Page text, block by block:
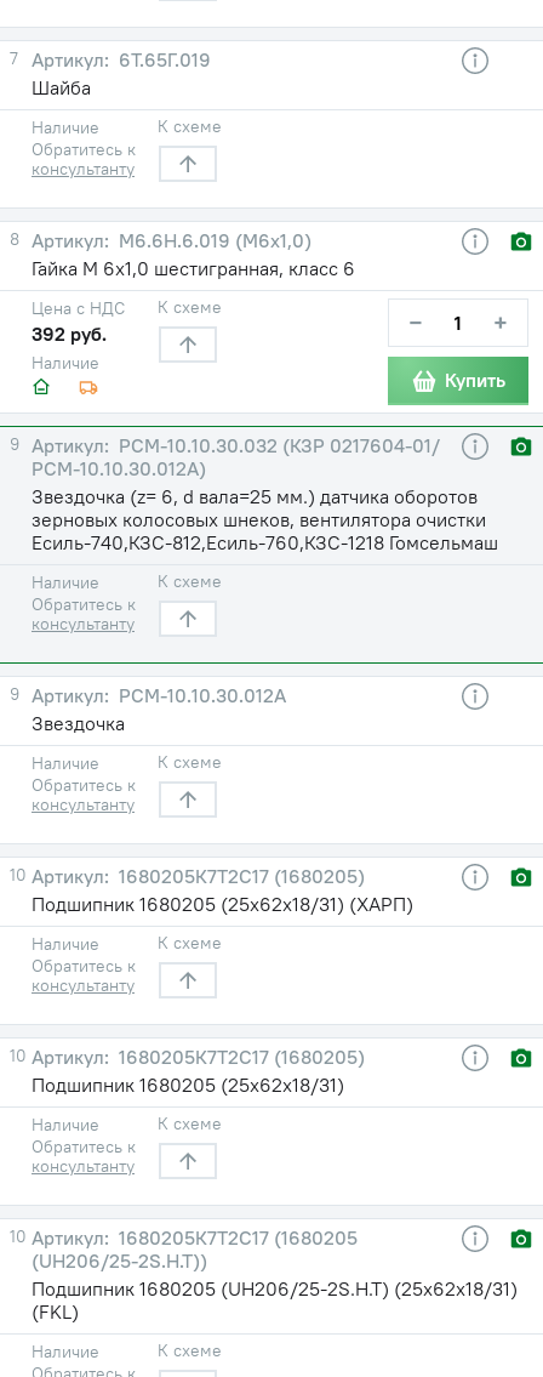
7
6Т.65Г.019
Шайба
Наличие
Обратитесь к
консультанту
К схеме
8
М6.6Н.6.019 (М6х1,0)
Гайка М 6х1,0 шестигранная, класс 6
Наличие
Цена с НДС
392 руб.
К схеме − +
Купить
9
РСМ-10.10.30.032 (КЗР 0217604-01/
РСМ-10.10.30.012А)
Звездочка (z= 6, d вала=25 мм.) датчика оборотов
зерновых колосовых шнеков, вентилятора очистки
Есиль-740,КЗС-812,Есиль-760,КЗС-1218 Гомсельмаш
Наличие
Обратитесь к
консультанту
К схеме
9
РСМ-10.10.30.012А
Звездочка
Наличие
Обратитесь к
консультанту
К схеме
10
1680205К7Т2С17 (1680205)
Подшипник 1680205 (25х62х18/31) (ХАРП)
Наличие
Обратитесь к
консультанту
К схеме
10
1680205К7Т2С17 (1680205)
Подшипник 1680205 (25х62х18/31)
Наличие
Обратитесь к
консультанту
К схеме
10
1680205К7Т2С17 (1680205
(UH206/25-2S.H.T))
Подшипник 1680205 (UH206/25-2S.H.T) (25х62х18/31)
(FKL)
Наличие
К схеме